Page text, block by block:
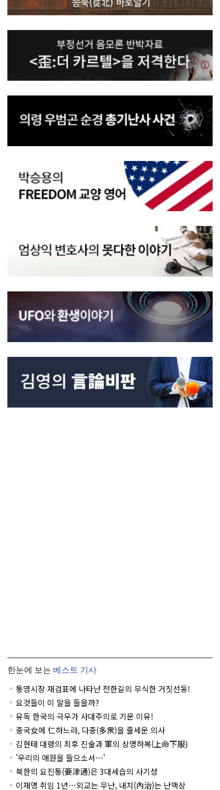
한눈에 보는 베스트 기사
통영시장 재검표에 나타난 전한길의 무식한 거짓선동!
요것들이 이 말을 들을까?
유독 한국의 극우가 사대주의로 기운 이유!
중국女에 仁하느라, 다중(多衆)을 줄세운 의사
김현태 대령의 최후 진술과 軍의 상명하복(上命下服)
'우리의 애원을 들으소서…'
북한의 요진통(要津通)은 3대세습의 사기성
이재명 취임 1년…외교는 무난, 내치(內治)는 난맥상